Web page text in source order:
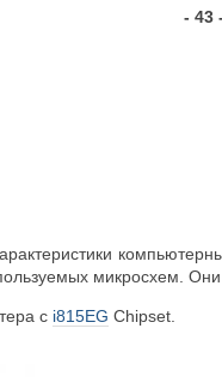
- 43 -
микросхем.
с i815EG Chipset.